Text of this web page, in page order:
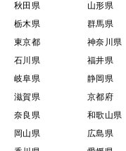
秋田県
山形県
栃木県
群馬県
東京都
神奈川県
石川県
福井県
岐阜県
静岡県
滋賀県
京都府
奈良県
和歌山県
岡山県
広島県